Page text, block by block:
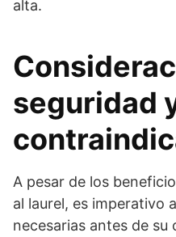
alta.
seguridad
A pesar de los
al laurel, es imperativo
necesarias antes de su